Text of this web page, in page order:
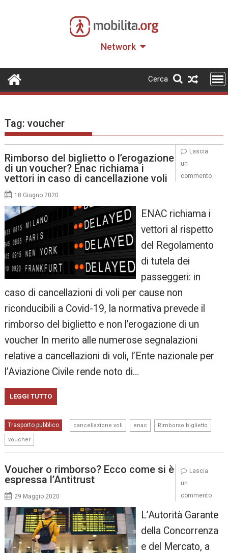
Network
Cerca
Tag:voucher
Rimborso del biglietto o l’erogazione
di un voucher? Enac richiama i
vettori in caso di cancellazione voli
18 Giugno 2020
ENAC richiama i
vettori al rispetto
del Regolamento
di tutela dei
passeggeri: in
caso di cancellazioni di voli per cause non
riconducibili a Covid-19, la normativa prevede il
rimborso del biglietto e non l’erogazione di un
voucher In merito alle numerose segnalazioni
relative a cancellazioni di voli, l’Ente nazionale per
l’Aviazione Civile rende noto di…
LEGGI TUTTO
Trasporto pubblico cancellazione voli enac Rimborso biglietto
voucher
Lascia
un
commento
Voucher o rimborso? Ecco come si è
espressa l’Antitrust
29 Maggio 2020
L’Autorità Garante
della Concorrenza
e del Mercato, a
Lascia
un
commento